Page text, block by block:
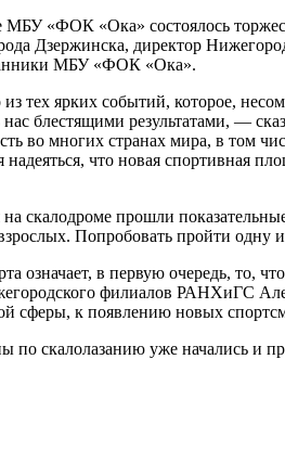
«ФОК «Ока» состоялось
Дзержинска, директор
МБУ «ФОК «Ока».
тех ярких событий, которое,
блестящими результатами, —
во многих странах мира, в том
что новая спортивная
скалодроме прошли
Попробовать пройти одну
означает, в первую очередь, то,
филиалов РАНХиГС
сферы, к появлению новых
по скалолазанию уже начались и